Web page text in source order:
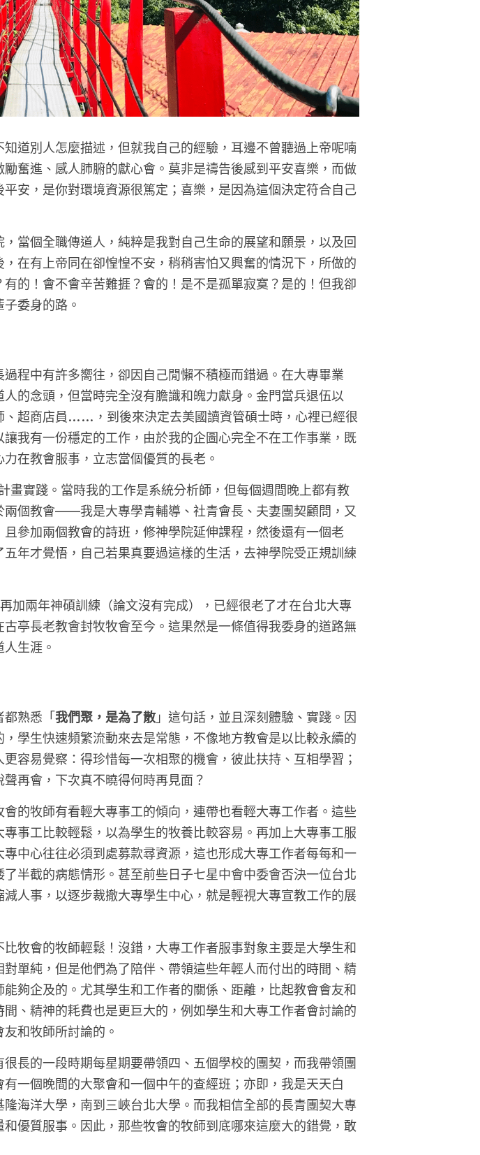
道別人怎麼描述，但就我自己的經驗，耳邊不曾聽過上帝呢喃
奮進、感人肺腑的獻心會。莫非是禱告後感到平安喜樂，而做
安，是你對環境資源很篤定；喜樂，是因為這個決定符合自己
當個全職傳道人，純粹是我對自己生命的展望和願景，以及回
在有上帝同在卻惶惶不安，稍稍害怕又興奮的情況下，所做的
的！會不會辛苦難捱？會的！是不是孤單寂寞？是的！但我卻
委身的路。
程中有許多嚮往，卻因自己閒懶不積極而錯過。在大專畢業
的念頭，但當時完全沒有膽識和魄力獻身。金門當兵退伍以
、超商店員……，到後來決定去美國讀資管碩士時，心裡已經很
我有一份穩定的工作，由於我的企圖心完全不在工作事業，既
在教會服事，立志當個優質的長老。
畫實踐。當時我的工作是系統分析師，但每個週間晚上都有教
兩個教會——我是大專學青輔導、社青會長、夫妻團契顧問，又
參加兩個教會的詩班，修神學院延伸課程，然後還有一個老
年才覺悟，自己若果真要過這樣的生活，去神學院受正規訓練
加兩年神碩訓練（論文沒有完成），已經很老了才在台北大專
亭長老教會封牧牧會至今。這果然是一條值得我委身的道路無
生涯。
熟悉「 我們聚，是為了散」這句話，並且深刻體驗、實踐。因
學生快速頻繁流動來去是常態，不像地方教會是以比較永續的
容易覺察：得珍惜每一次相聚的機會，彼此扶持、互相學習；
再會，下次真不曉得何時再見面？
的牧師有看輕大專事工的傾向，連帶也看輕大專工作者。這些
事工比較輕鬆，以為學生的牧養比較容易。再加上大專事工服
中心往往必須到處募款尋資源，這也形成大專工作者每每和一
半截的病態情形。甚至前些日子七星中會中委會否決一位台北
人事，以逐步裁撤大專學生中心，就是輕視大專宣教工作的展
牧會的牧師輕鬆！沒錯，大專工作者服事對象主要是大學生和
單純，但是他們為了陪伴、帶領這些年輕人而付出的時間、精
夠企及的。尤其學生和工作者的關係、距離，比起教會會友和
、精神的耗費也是更巨大的，例如學生和大專工作者會討論的
和牧師所討論的。
長的一段時期每星期要帶領四、五個學校的團契，而我帶領團
一個晚間的大聚會和一個中午的查經班；亦即，我是天天白
海洋大學，南到三峽台北大學。而我相信全部的長青團契大專
優質服事。因此，那些牧會的牧師到底哪來這麼大的錯覺，敢